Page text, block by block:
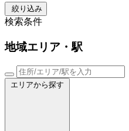
絞り込み
検索条件
地域エリア・駅
エリアから探す